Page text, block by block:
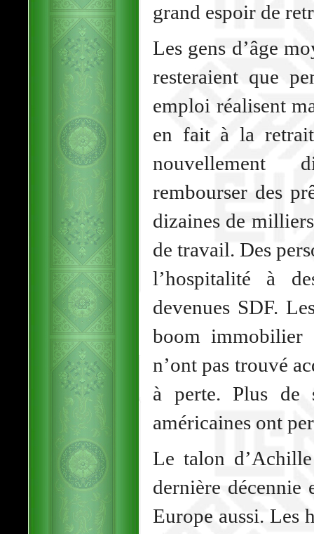
grand espoir de
Les gens d’âge
resteraient que
emploi réalisent
en fait à la
nouvellement
rembourser des
dizaines de
de travail. Des
l’hospitalité à
devenues SDF.
boom immobilier
n’ont pas trouvé
à perte. Plus de
américaines ont
Le talon
dernière décennie
Europe aussi. Les